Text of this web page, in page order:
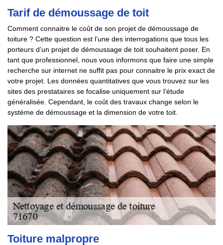
Tarif de démoussage de toit
Comment connaitre le coût de son projet de démoussage de
toiture ? Cette question est l’une des interrogations que tous les
porteurs d’un projet de démoussage de toit souhaitent poser. En
tant que professionnel, nous vous informons que faire une simple
recherche sur internet ne suffit pas pour connaitre le prix exact de
votre projet. Les données quantitatives que vous trouvez sur les
sites des prestataires se focalise uniquement sur l’étude
généralisée. Cependant, le coût des travaux change selon le
système de démoussage et la dimension de votre toit.
Toiture malpropre